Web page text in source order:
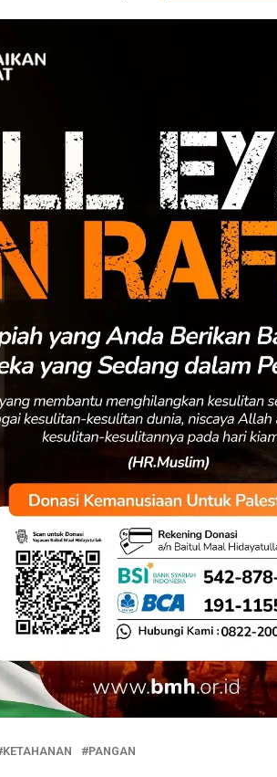
KETAHANAN PANGAN